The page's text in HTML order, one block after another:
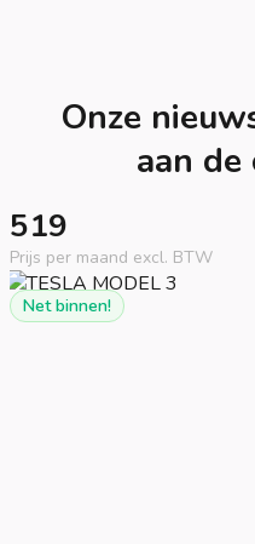
Onze
aan
519
Prijs per maand excl. BTW
Net binnen!